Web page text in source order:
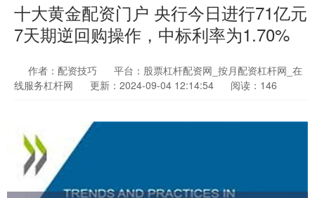
十大黄金配资门户 央行今日进行71亿元
7天期逆回购操作，中标利率为1.70%
作者：配资技巧
平台：股票杠杆配资网_按月配资杠杆网_在
线服务杠杆网
更新：2024-09-04 12:14:54 阅读：146